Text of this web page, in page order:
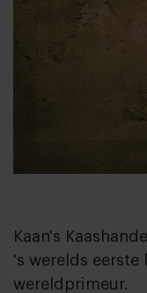
Kaan's
's werelds eerste
wereldprimeur.